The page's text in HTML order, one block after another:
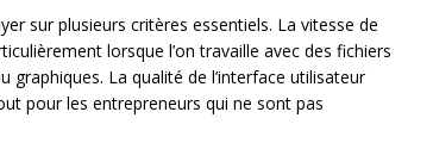
sur plusieurs critères essentiels. La vitesse de
lorsque l’on travaille avec des fichiers
La qualité de l’interface utilisateur
pour les entrepreneurs qui ne sont pas